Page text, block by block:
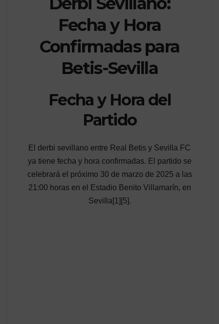
Fecha y Hora
Confirmadas para
Betis-Sevilla
Fecha y Hora del
Partido
El derbi sevillano entre Real Betis y Sevilla FC
ya tiene fecha y hora confirmadas. El partido se
celebrará el próximo 30 de marzo de 2025 a las
21:00 horas en el Estadio Benito Villamarín, en
Sevilla[1][5].